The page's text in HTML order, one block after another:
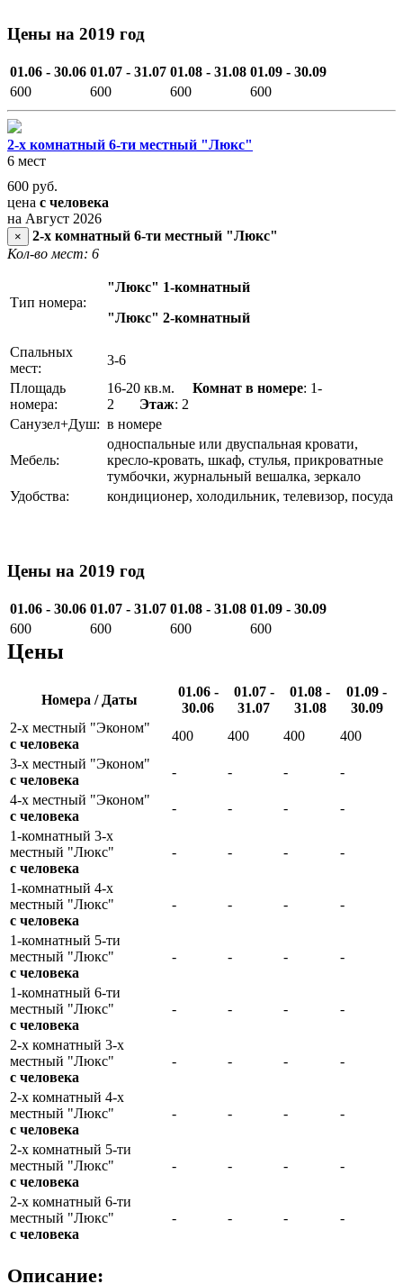
Цены на 2019 год
01.06 - 30.06 01.07 - 31.07 01.08 - 31.08 01.09 - 30.09
600
600 600 600
2-х комнатный 6-ти местный "Люкс"
6 мест
600 руб.
цена с человека
на Август 2026
×
2-х комнатный 6-ти местный "Люкс"
Кол-во мест: 6
Тип номера:
"Люкс" 1-комнатный
"Люкс" 2-комнатный
Спальных
мест:
3-6
Площадь
номера:
16-20 кв.м. Комнат в номере: 1-
2 Этаж: 2
Санузел+Душ: в номере
Мебель:
односпальные или двуспальная кровати,
кресло-кровать, шкаф, стулья, прикроватные
тумбочки, журнальный вешалка, зеркало
Удобства:
кондиционер, холодильник, телевизор, посуда
Цены на 2019 год
01.06 - 30.06 01.07 - 31.07 01.08 - 31.08 01.09 - 30.09
600
600 600 600
Цены
Номера / Даты
01.06 -
30.06
01.07 -
31.07
01.08 -
31.08
01.09 -
30.09
2-х местный "Эконом"
с человека
400 400 400
400
3-х местный "Эконом"
с человека
- - -
-
4-х местный "Эконом"
с человека
- - -
-
1-комнатный 3-х
местный "Люкс"
с человека
- - - -
1-комнатный 4-х
местный "Люкс"
с человека
- - - -
1-комнатный 5-ти
местный "Люкс"
с человека
- - - -
1-комнатный 6-ти
местный "Люкс"
с человека
- - - -
2-х комнатный 3-х
местный "Люкс"
с человека
- - - -
2-х комнатный 4-х
местный "Люкс"
с человека
- - - -
2-х комнатный 5-ти
местный "Люкс"
с человека
- - - -
2-х комнатный 6-ти
местный "Люкс"
с человека
- - - -
Описание: